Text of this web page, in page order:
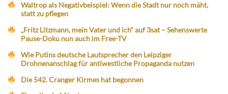
Waltrop als Negativbeispiel: Wenn die Stadt nur noch mäht,
statt zu pflegen
„Fritz Litzmann, mein Vater und ich“ auf 3sat – Sehenswerte
Pause-Doku nun auch im Free-TV
Wie Putins deutsche Lautsprecher den Leipziger
Drohnenanschlag für antiwestliche Propaganda nutzen
Die 542. Cranger Kirmes hat begonnen